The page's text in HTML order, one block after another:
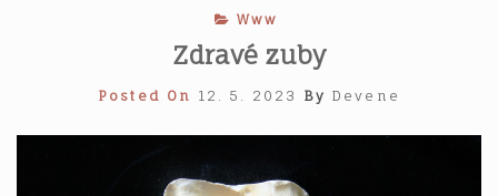
Www
Zdravé zuby
Posted On 12. 5. 2023 By Devene